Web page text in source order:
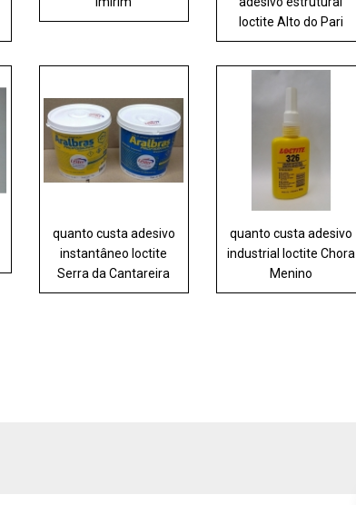
loctite Alto do Pari
quanto custa adesivo
instantâneo loctite
Serra da Cantareira
quanto custa adesivo
industrial loctite Chora
Menino